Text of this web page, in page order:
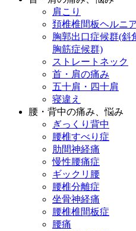
肩こり
頚椎椎間板ヘルニ
胸郭出口症候群(斜
胸筋症候群)
ストレートネック
首・肩の痛み
五十肩・四十肩
寝違え
腰・背中の痛み、悩み
ぎっくり背中
腰椎すべり症
肋間神経痛
慢性腰痛症
ギックリ腰
腰椎分離症
坐骨神経痛
腰椎椎間板症
腰痛